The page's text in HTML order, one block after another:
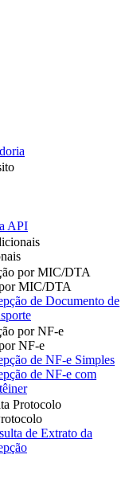
API
por MIC/DTA
MIC/DTA
de Documento de
por NF-e
NF-e
de NF-e Simples
de NF-e com
Protocolo
de Extrato da